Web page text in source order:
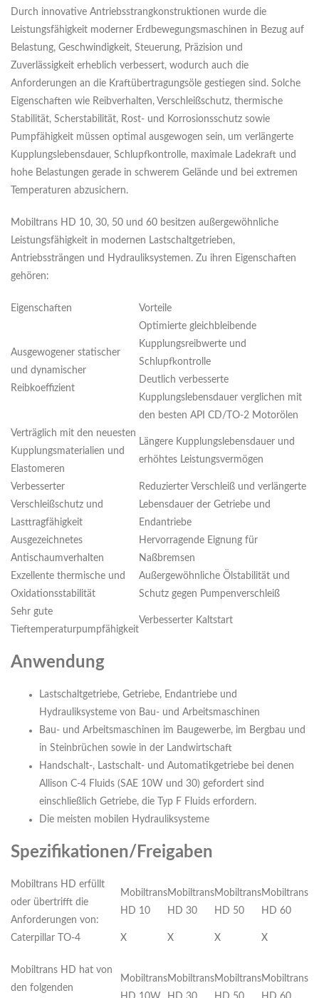
Durch innovative Antriebsstrangkonstruktionen wurde die
Leistungsfähigkeit moderner Erdbewegungsmaschinen in Bezug auf
Belastung, Geschwindigkeit, Steuerung, Präzision und
Zuverlässigkeit erheblich verbessert, wodurch auch die
Anforderungen an die Kraftübertragungsöle gestiegen sind. Solche
Eigenschaften wie Reibverhalten, Verschleißschutz, thermische
Stabilität, Scherstabilität, Rost- und Korrosionsschutz sowie
Pumpfähigkeit müssen optimal ausgewogen sein, um verlängerte
Kupplungslebensdauer, Schlupfkontrolle, maximale Ladekraft und
hohe Belastungen gerade in schwerem Gelände und bei extremen
Temperaturen abzusichern.
Mobiltrans HD 10, 30, 50 und 60 besitzen außergewöhnliche
Leistungsfähigkeit in modernen Lastschaltgetrieben,
Antriebssträngen und Hydrauliksystemen. Zu ihren Eigenschaften
gehören:
Eigenschaften Vorteile
Ausgewogener statischer
und dynamischer
Reibkoeffizient
Optimierte gleichbleibende
Kupplungsreibwerte und
Schlupfkontrolle
Deutlich verbesserte
Kupplungslebensdauer verglichen mit
den besten API CD/TO-2 Motorölen
Verträglich mit den neuesten
Kupplungsmaterialien und
Elastomeren
Längere Kupplungslebensdauer und
erhöhtes Leistungsvermögen
Verbesserter
Verschleißschutz und
Lasttragfähigkeit
Reduzierter Verschleiß und verlängerte
Lebensdauer der Getriebe und
Endantriebe
Ausgezeichnetes
Antischaumverhalten
Hervorragende Eignung für
Naßbremsen
Exzellente thermische und
Oxidationsstabilität
Außergewöhnliche Ölstabilität und
Schutz gegen Pumpenverschleiß
Sehr gute
Tieftemperaturpumpfähigkeit
Verbesserter Kaltstart
Anwendung
Lastschaltgetriebe, Getriebe, Endantriebe und
Hydrauliksysteme von Bau- und Arbeitsmaschinen
Bau- und Arbeitsmaschinen im Baugewerbe, im Bergbau und
in Steinbrüchen sowie in der Landwirtschaft
Handschalt-, Lastschalt- und Automatikgetriebe bei denen
Allison C-4 Fluids (SAE 10W und 30) gefordert sind
einschließlich Getriebe, die Typ F Fluids erfordern.
Die meisten mobilen Hydrauliksysteme
Spezifikationen/Freigaben
Mobiltrans HD erfüllt
oder übertrifft die
Anforderungen von:
Mobiltrans
HD 10
Mobiltrans
HD 30
Mobiltrans
HD 50
Mobiltrans
HD 60
Caterpillar TO-4 X X X X
Mobiltrans HD hat von
den folgenden
MobiltransMobiltransMobiltransMobiltrans